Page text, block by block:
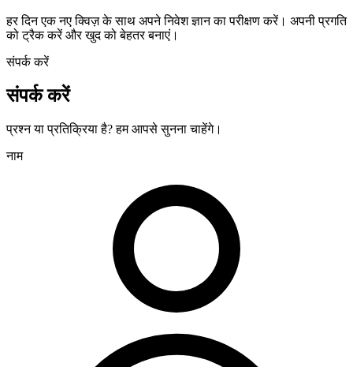
हर दिन एक नए क्विज़ के साथ अपने निवेश ज्ञान का परीक्षण करें। अपनी प्रगति
को ट्रैक करें और खुद को बेहतर बनाएं।
संपर्क करें
संपर्क करें
प्रश्न या प्रतिक्रिया है? हम आपसे सुनना चाहेंगे।
नाम